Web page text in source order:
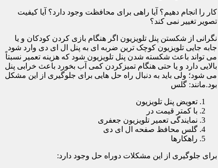
کار را انجام دهیم؟ آیا راهی برای محافظت وجود دارد؟ آیا کیفیت
تصویر تغییر نمی کند؟
نگرانی از شکستن پنل تلویزیون اگر هنگام بازی کردن کودکان و یا
جابه جایی تلویزیون کوچک ترین ضربه ای به پنل ال ای دی وارد شود
می تواند باعث شکسته شدن پنل تلویزیون شود که هزینه تعمیر نسبتاً
بالایی دارد و یا حتی هنگام تمیزکردن کمی آب بخورد باعث خرابی پنل
می شود؛ ولی باید به دنبال راه حل هایی برای جلوگیری از این مشکل
بود.مانند: گلس
تعویض پنل تلویزیون
با کمتر قیمت در
نمایندگی تعمیر تلویزیون جعفری
گلس محافظ صفحه ال ای دی
راهکارها
برای جلوگیری از این مشکلات دوراه حل وجود دارد: